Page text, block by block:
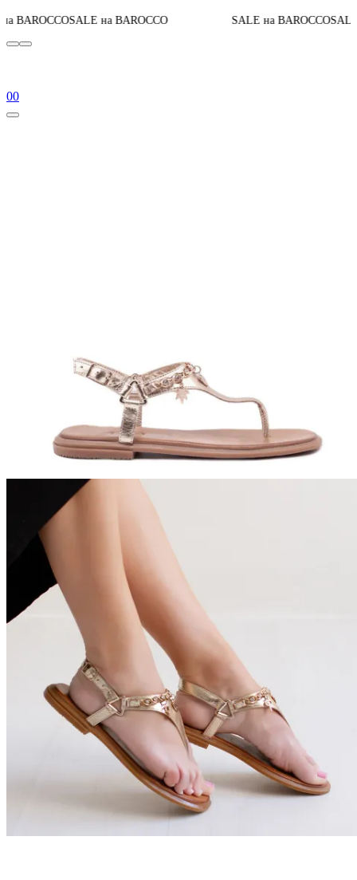
SALE на BAROCCO SALE на BAROCCO SALE на
00